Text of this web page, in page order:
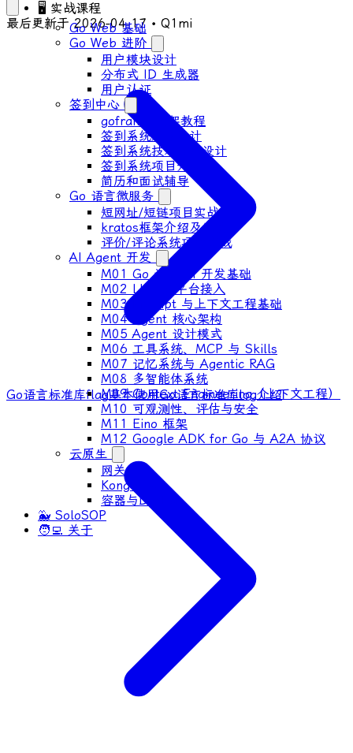
🖥 实战课程
Go Web 基础
Go Web 进阶
用户模块设计
分布式 ID ⽣成器
⽤户认证
签到中心
goframe 框架教程
签到系统产品设计
签到系统技术方案设计
签到系统项目开发
简历和面试辅导
Go 语言微服务
短网址/短链项目实战
kratos框架介绍及示例
评价/评论系统项目实战
AI Agent 开发
M01 Go 语言 AI 开发基础
M02 LLM 全平台接入
M03 Prompt 与上下文工程基础
M04 Agent 核心架构
M05 Agent 设计模式
M06 工具系统、MCP 与 Skills
M07 记忆系统与 Agentic RAG
M08 多智能体系统
M09 Context Engineering（上下文工程）
M10 可观测性、评估与安全
M11 Eino 框架
M12 Google ADK for Go 与 A2A 协议
云原生
网关
Kong 网关
容器与Docker
🐳 SoloSOP
🧑‍💻 关于
最后更新于2026-04-17 • Q1mi
Go语言标准库flag基本使用Go语言标准库log介绍